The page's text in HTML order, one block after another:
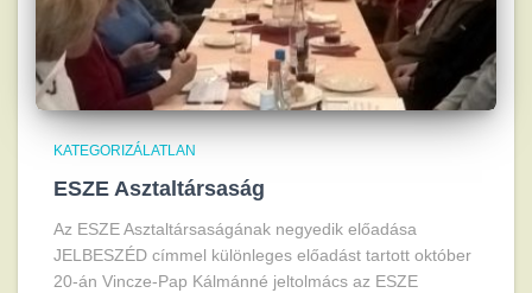
KATEGORIZÁLATLAN
ESZE Asztaltársaság
Az ESZE Asztaltársaságának negyedik előadása
JELBESZÉD címmel különleges előadást tartott október
20-án Vincze-Pap Kálmánné jeltolmács az ESZE